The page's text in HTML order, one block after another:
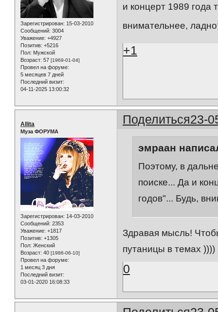
Зарегистрирован: 15-03-2010
Сообщений: 3004
Уважение: +4927
Позитив: +5216
Пол: Мужской
Возраст: 57 [1969-01-04]
Провел на форуме:
5 месяцев 7 дней
Последний визит:
04-11-2025 13:00:32
и концерт 1989 года
внимательнее,
+1
Поделиться23-
Allita
Муза ФОРУМА
Зарегистрирован: 14-03-2010
Сообщений: 2353
Уважение: +1817
Позитив: +1305
Пол: Женский
Возраст: 40 [1986-06-10]
Провел на форуме:
1 месяц 3 дня
Последний визит:
03-01-2020 16:08:33
эмраан
Поэтому, в
поиске... Да и
годов"... Будь,
Здравая мысль!
путаницы в темах ))))
0